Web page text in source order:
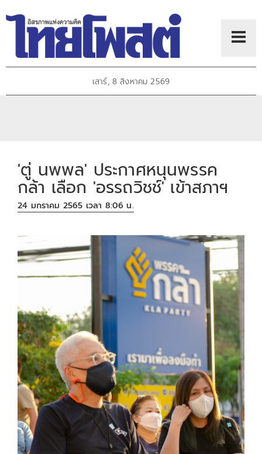
เสาร์, 8 สิงหาคม 2569
'ตู่ นพพล' ประกาศหนุนพรรค
กล้า เลือก 'อรรถวิชช์' เข้าสภาฯ
24 มกราคม 2565 เวลา 8:06 น.